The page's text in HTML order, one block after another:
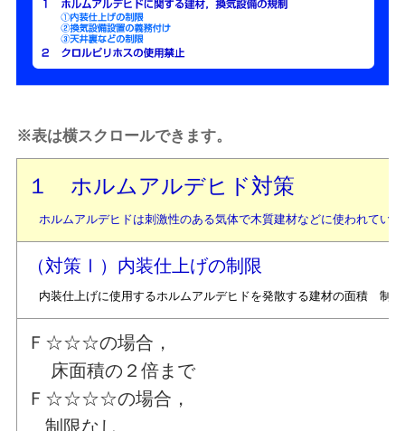
※表は横スクロールできます。
１ ホルムアルデヒド対策
ホルムアルデヒドは刺激性のある気体で木質建材などに使われてい
（対策Ⅰ）内装仕上げの制限
内装仕上げに使用するホルムアルデヒドを発散する建材の面積 制限
Ｆ☆☆☆の場合，
床面積の２倍まで
Ｆ☆☆☆☆の場合，
制限なし